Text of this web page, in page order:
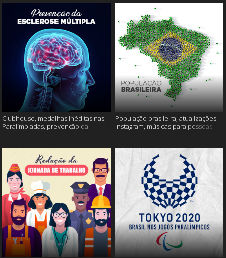
Clubhouse, medalhas inéditas nas
Paralímpiadas, prevenção da
População brasileira, atualizações
Instagram, músicas para pessoas